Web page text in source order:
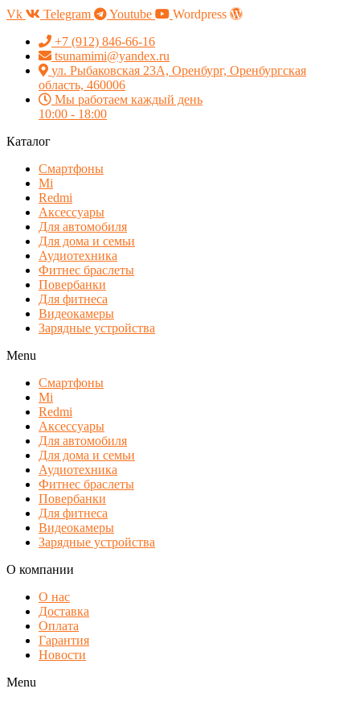
Vk Telegram Youtube
Wordpress
+7 (912) 846-66-16
tsunamimi@yandex.ru
ул. Рыбаковская 23А, Оренбург, Оренбургская
область, 460006
Мы работаем каждый день
10:00 - 18:00
Каталог
Смартфоны
Mi
Redmi
Аксессуары
Для автомобиля
Для дома и семьи
Аудиотехника
Фитнес браслеты
Повербанки
Для фитнеса
Видеокамеры
Зарядные устройства
Menu
Смартфоны
Mi
Redmi
Аксессуары
Для автомобиля
Для дома и семьи
Аудиотехника
Фитнес браслеты
Повербанки
Для фитнеса
Видеокамеры
Зарядные устройства
О компании
О нас
Доставка
Оплата
Гарантия
Новости
Menu